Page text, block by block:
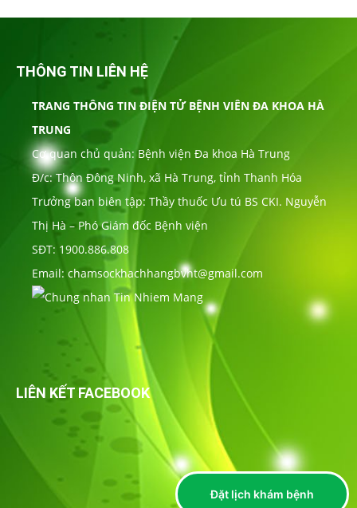
THÔNG TIN LIÊN HỆ
TRANG THÔNG TIN ĐIỆN TỬ BỆNH VIÊN ĐA KHOA HÀ
TRUNG
Cơ quan chủ quản: Bệnh viện Đa khoa Hà Trung
Đ/c: Thôn Đông Ninh, xã Hà Trung, tỉnh Thanh Hóa
Trưởng ban biên tập: Thầy thuốc Ưu tú BS CKI. Nguyễn
Thị Hà – Phó Giám đốc Bệnh viện
SĐT: 1900.886.808
Email: chamsockhachhangbvht@gmail.com
LIÊN KẾT FACEBOOK
Đặt lịch khám bệnh